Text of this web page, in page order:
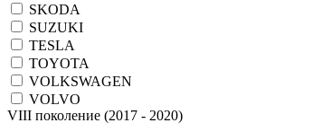
SKODA
SUZUKI
TESLA
TOYOTA
VOLKSWAGEN
VOLVO